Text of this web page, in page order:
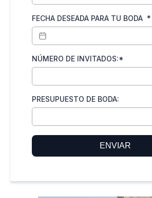
FECHA DESEADA PARA TU BODA *
NÚMERO DE INVITADOS:*
PRESUPUESTO DE BODA:
ENVIAR